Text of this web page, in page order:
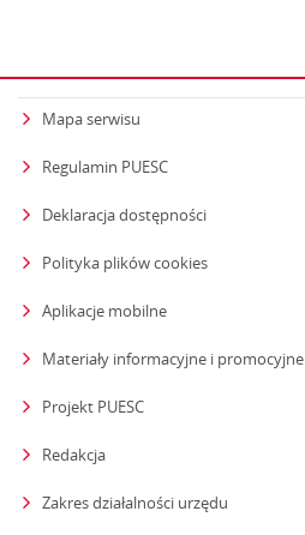
Mapa serwisu
Regulamin PUESC
Deklaracja dostępności
Polityka plików cookies
Aplikacje mobilne
Materiały informacyjne i promocyjne
Projekt PUESC
Redakcja
Zakres działalności urzędu